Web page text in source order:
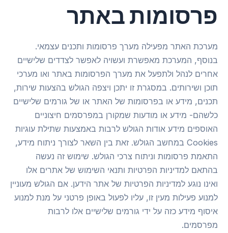
פרסומות באתר
מערכת האתר מפעילה מערך פרסומות ותכנים עצמאי.
בנוסף, המערכת מאפשרת ועשויה לאפשר לצדדים שלישיים
אחרים לנהל ולתפעל את מערך הפרסומות באתר ואו מערכי
תוכן ושירותים. במסגרת זו יתכן ויצפה הגולש בהצעות שירות,
תכנים, מידע או בפרסומות של האתר או של גורמים שלישיים
כלשהם- מידע או מודעות שמקורן במפרסמים חיצוניים
האוספים מידע אודות הגולש לרבות באמצעות שתילת עוגיות
Cookies במחשב הגולש. זאת בין השאר לצורך ניתוח מידע,
התאמת פרסומות וניתוח צרכי הגולש. שימוש זה נעשה
בהתאם למדיניות הפרטיות ותנאי השימוש של אתרים אלו
ואינו נוגע למדיניות הפרטיות של אתר הידען. אם הגולש מעוניין
למנוע פעילות מעין זו, עליו לפעול באופן פרטני על מנת למנוע
איסוף מידע כזה על ידי גורמים שלישיים אלו לרבות
מפרסמים.